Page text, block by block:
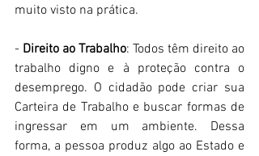
muito visto na prática.
- Direito ao Trabalho: Todos têm direito ao
trabalho digno e à proteção contra o
desemprego. O cidadão pode criar sua
Carteira de Trabalho e buscar formas de
ingressar em um ambiente. Dessa
forma, a pessoa produz algo ao Estado e